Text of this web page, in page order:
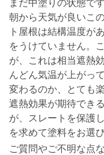
まだ中塗りの状態で
朝から天気が良いこ
ト屋根は結構温度が
をうけていません。
が、これは相当遮熱
んどん気温が上がっ
変わるのか、とても
遮熱効果が期待でき
が、スレートを保護
を求めて塗料をお選
ご質問やご不明な点